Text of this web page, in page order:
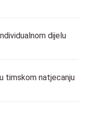
dijelu
timskom natjecanju